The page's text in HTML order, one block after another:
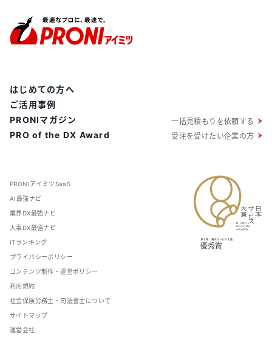
PRONIアイミツSaaS
AI最強ナビ
業界DX最強ナビ
人事DX最強ナビ
ITランキング
プライバシーポリシー
コンテンツ制作・運営ポリシー
利用規約
社会保険労務士・司法書士について
サイトマップ
運営会社
はじめての方へ
ご活用事例
PRONIマガジン
PRO of the DX Award
一括見積もりを依頼する
受注を受けたい企業の方